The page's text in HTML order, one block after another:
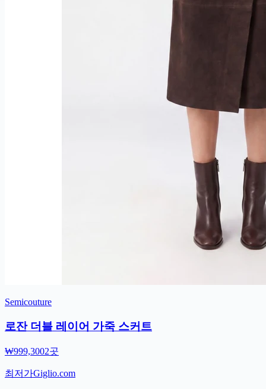
Semicouture
로잔 더블 레이어 가죽 스커트
₩999,3002곳
최저가Giglio.com